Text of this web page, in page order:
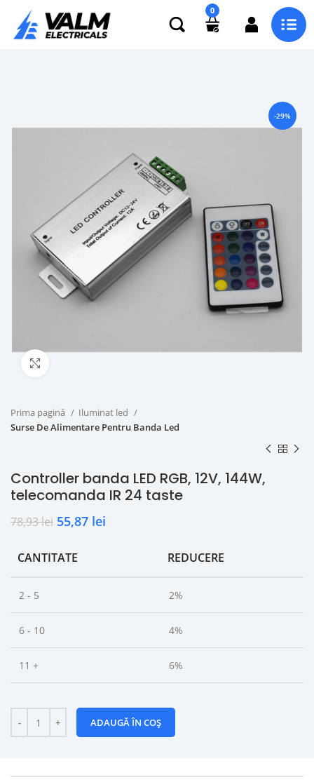
0
-29%
Prima pagină
Iluminat led
Surse De Alimentare Pentru Banda Led
Controller banda LED RGB, 12V, 144W,
telecomanda IR 24 taste
78,93lei 55,87 lei
CANTITATE REDUCERE
2 - 5 2%
6 - 10 4%
11 + 6%
ADAUGĂ ÎN COȘ